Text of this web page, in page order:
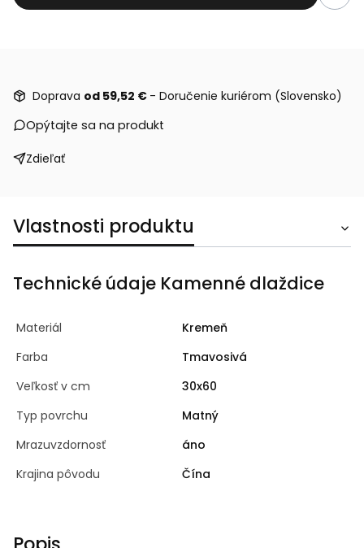
Doprava od 59,52 € - Doručenie kuriérom (Slovensko)
Opýtajte sa na produkt
Zdieľať
Vlastnosti produktu
Technické údaje Kamenné dlaždice
Materiál
Kremeň
Farba
Tmavosivá
Veľkosť v cm
30x60
Typ povrchu
Matný
Mrazuvzdornosť
áno
Krajina pôvodu
Čína